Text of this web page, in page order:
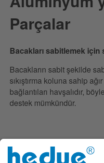
Parçalar
Bacakları sabitlemek için
Bacakların sabit şekilde
sıkıştırma koluna sahip
bağlantıları havşalıdır,
destek mümkündür.